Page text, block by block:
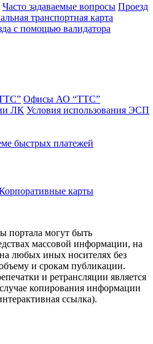
Часто задаваемые вопросы Проезд
транспортная карта
с помощью валидатора
Офисы АО “ТТС”
ЛК Условия использования ЭСП
карты
могут быть
массовой информации, на
любых иных носителях без
и срокам публикации.
и ретрансляции является
копирования информации
ссылка).